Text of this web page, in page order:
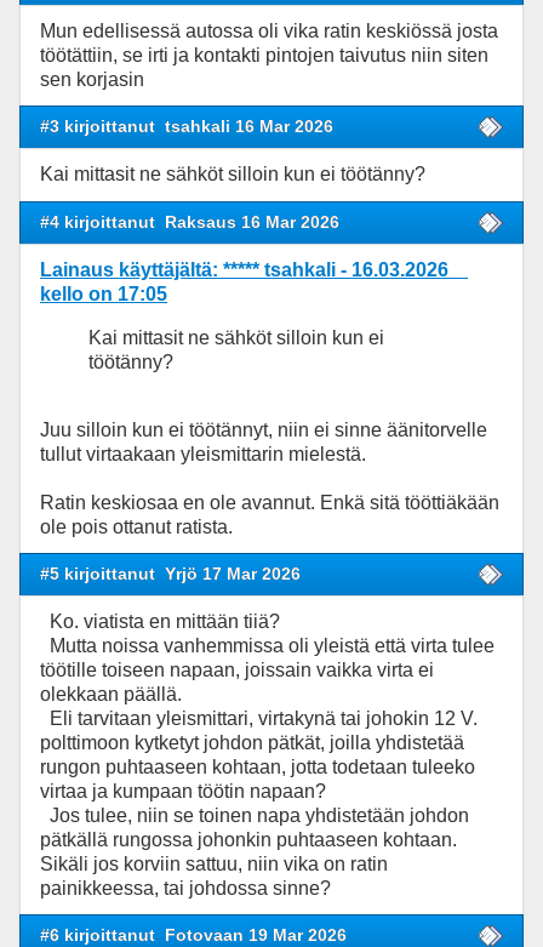
Mun edellisessä autossa oli vika ratin keskiössä josta
töötättiin, se irti ja kontakti pintojen taivutus niin siten
sen korjasin
#3 kirjoittanut tsahkali 16 Mar 2026
Kai mittasit ne sähköt silloin kun ei töötänny?
#4 kirjoittanut Raksaus 16 Mar 2026
Lainaus käyttäjältä: ***** tsahkali - 16.03.2026
kello on 17:05
Kai mittasit ne sähköt silloin kun ei
töötänny?
Juu silloin kun ei töötännyt, niin ei sinne äänitorvelle
tullut virtaakaan yleismittarin mielestä.
Ratin keskiosaa en ole avannut. Enkä sitä tööttiäkään
ole pois ottanut ratista.
#5 kirjoittanut Yrjö 17 Mar 2026
Ko. viatista en mittään tiiä?
Mutta noissa vanhemmissa oli yleistä että virta tulee
töötille toiseen napaan, joissain vaikka virta ei
olekkaan päällä.
Eli tarvitaan yleismittari, virtakynä tai johokin 12 V.
polttimoon kytketyt johdon pätkät, joilla yhdistetää
rungon puhtaaseen kohtaan, jotta todetaan tuleeko
virtaa ja kumpaan töötin napaan?
Jos tulee, niin se toinen napa yhdistetään johdon
pätkällä rungossa johonkin puhtaaseen kohtaan.
Sikäli jos korviin sattuu, niin vika on ratin
painikkeessa, tai johdossa sinne?
#6 kirjoittanut Fotovaan 19 Mar 2026